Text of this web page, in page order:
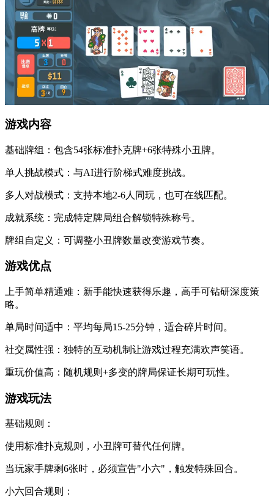
​​游戏内容​​
​​基础牌组​​：包含54张标准扑克牌+6张特殊小丑牌。
​​单人挑战模式​​：与AI进行阶梯式难度挑战。
​​多人对战模式​​：支持本地2-6人同玩，也可在线匹配。
​​成就系统​​：完成特定牌局组合解锁特殊称号。
​​牌组自定义​​：可调整小丑牌数量改变游戏节奏。
​​游戏优点​​
​​上手简单精通难​​：新手能快速获得乐趣，高手可钻研深度策
略。
​​单局时间适中​​：平均每局15-25分钟，适合碎片时间。
​​社交属性强​​：独特的互动机制让游戏过程充满欢声笑语。
​​重玩价值高​​：随机规则+多变的牌局保证长期可玩性。
​​游戏玩法​​
​​基础规则​​：
使用标准扑克规则，小丑牌可替代任何牌。
当玩家手牌剩6张时，必须宣告"小六"，触发特殊回合。
​​小六回合规则​​：